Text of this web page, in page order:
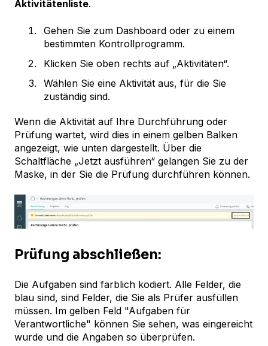
Aktivitätenliste.
Gehen Sie zum Dashboard oder zu einem
bestimmten Kontrollprogramm.
Klicken Sie oben rechts auf „Aktivitäten“.
Wählen Sie eine Aktivität aus, für die Sie
zuständig sind.
Wenn die Aktivität auf Ihre Durchführung oder
Prüfung wartet, wird dies in einem gelben Balken
angezeigt, wie unten dargestellt. Über die
Schaltfläche „Jetzt ausführen“ gelangen Sie zu der
Maske, in der Sie die Prüfung durchführen können.
Prüfung abschließen:
Die Aufgaben sind farblich kodiert. Alle Felder, die
blau sind, sind Felder, die Sie als Prüfer ausfüllen
müssen. Im gelben Feld "Aufgaben für
Verantwortliche" können Sie sehen, was eingereicht
wurde und die Angaben so überprüfen.